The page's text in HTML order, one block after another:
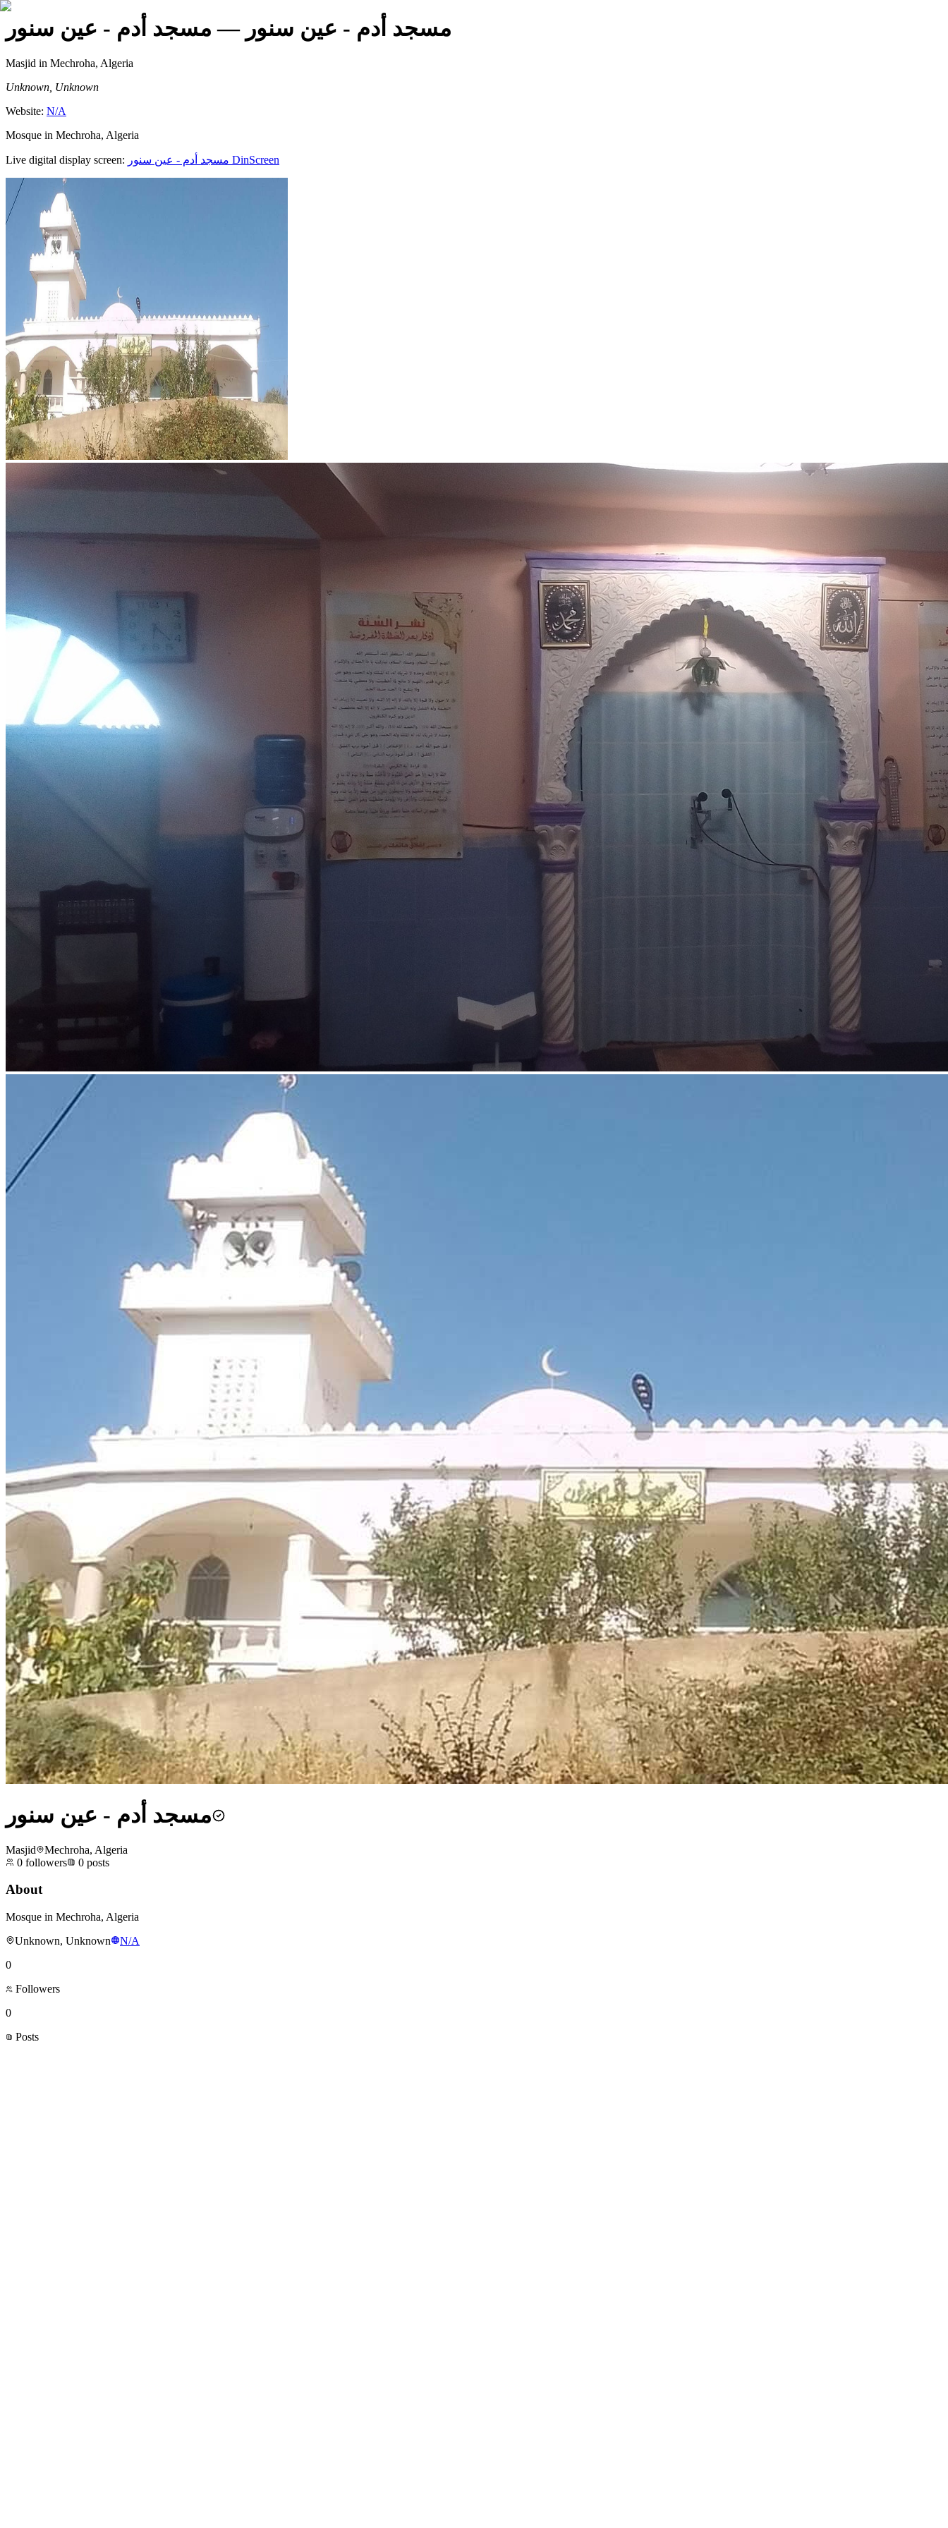
مسجد أدم - عين سنور — مسجد أدم - عين سنور
Masjid in Mechroha, Algeria
Unknown, Unknown
Website: N/A
Mosque in Mechroha, Algeria
Live digital display screen: مسجد أدم - عين سنور DinScreen
مسجد أدم - عين سنور
Masjid
Mechroha, Algeria
0 followers 0 posts
About
Mosque in Mechroha, Algeria
Unknown, Unknown
N/A
0
Followers
0
Posts